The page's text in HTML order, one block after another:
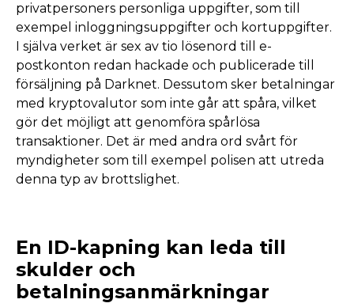
privatpersoners personliga uppgifter, som till
exempel inloggningsuppgifter och kortuppgifter.
I själva verket är sex av tio lösenord till e-
postkonton redan hackade och publicerade till
försäljning på Darknet. Dessutom sker betalningar
med kryptovalutor som inte går att spåra, vilket
gör det möjligt att genomföra spårlösa
transaktioner. Det är med andra ord svårt för
myndigheter som till exempel polisen att utreda
denna typ av brottslighet.
En ID-kapning kan leda till
skulder och
betalningsanmärkningar